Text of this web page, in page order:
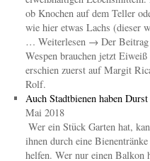
ob Knochen auf dem Teller
wie hier etwas Lachs (dieser
… Weiterlesen → Der Beitrag
Wespen brauchen jetzt Eiweiß
erschien zuerst auf Margit
Rolf.
Auch Stadtbienen haben Durst
Mai 2018
Wer ein Stück Garten hat,
ihnen durch eine Bienentränke
helfen. Wer nur einen Balkon